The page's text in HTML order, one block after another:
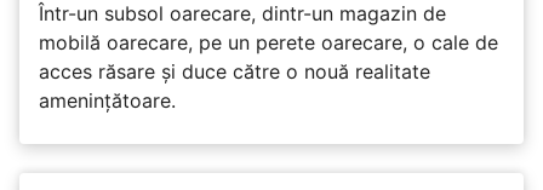
Într-un subsol oarecare, dintr-un magazin de
mobilă oarecare, pe un perete oarecare, o cale de
acces răsare și duce către o nouă realitate
amenințătoare.